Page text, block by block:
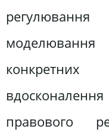
регулювання
правового